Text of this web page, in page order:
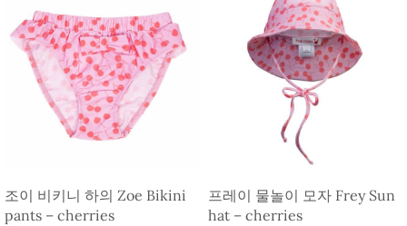
조이 비키니 하의 Zoe Bikini
pants – cherries
프레이 물놀이 모자 Frey Sun
hat – cherries